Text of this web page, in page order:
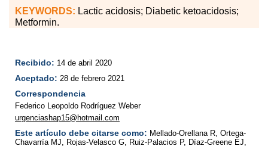
KEYWORDS: Lactic acidosis; Diabetic ketoacidosis;
Metformin.
Recibido: 14 de abril 2020
Aceptado: 28 de febrero 2021
Correspondencia
Federico Leopoldo Rodríguez Weber
urgenciashap15@hotmail.com
Este artículo debe citarse como: Mellado-Orellana R, Ortega-
Chavarría MJ, Rojas-Velasco G, Ruiz-Palacios P, Díaz-Greene EJ,